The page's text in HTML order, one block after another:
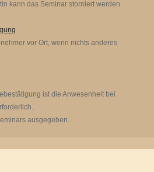
kann das Seminar storniert werden.
vor Ort, wenn nichts anderes
ist die Anwesenheit bei
ausgegeben.